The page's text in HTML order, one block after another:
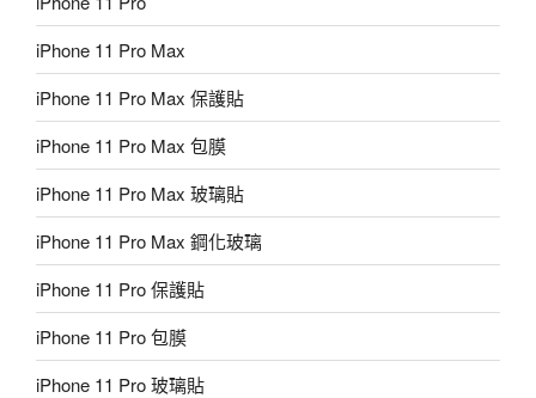
iPhone 11 Pro Max
iPhone 11 Pro Max 保護貼
iPhone 11 Pro Max 包膜
iPhone 11 Pro Max 玻璃貼
iPhone 11 Pro Max 鋼化玻璃
iPhone 11 Pro 保護貼
iPhone 11 Pro 包膜
iPhone 11 Pro 玻璃貼